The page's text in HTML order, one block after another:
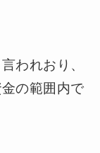
われおり、
の範囲内で